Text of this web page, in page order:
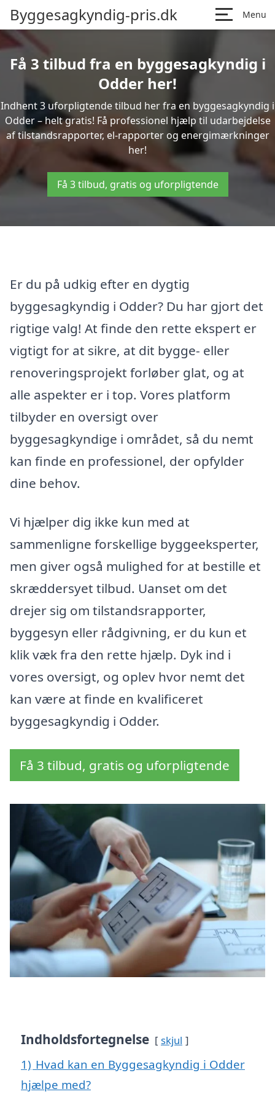
Byggesagkyndig-pris.dk Menu
Få 3 tilbud fra en byggesagkyndig i
Odder her!
Indhent 3 uforpligtende tilbud her fra en byggesagkyndig i
Odder – helt gratis! Få professionel hjælp til udarbejdelse
af tilstandsrapporter, el-rapporter og energimærkninger
her!
Få 3 tilbud, gratis og uforpligtende
Er du på udkig efter en dygtig
byggesagkyndig i Odder? Du har gjort det
rigtige valg! At finde den rette ekspert er
vigtigt for at sikre, at dit bygge- eller
renoveringsprojekt forløber glat, og at
alle aspekter er i top. Vores platform
tilbyder en oversigt over
byggesagkyndige i området, så du nemt
kan finde en professionel, der opfylder
dine behov.
Vi hjælper dig ikke kun med at
sammenligne forskellige byggeeksperter,
men giver også mulighed for at bestille et
skræddersyet tilbud. Uanset om det
drejer sig om tilstandsrapporter,
byggesyn eller rådgivning, er du kun et
klik væk fra den rette hjælp. Dyk ind i
vores oversigt, og oplev hvor nemt det
kan være at finde en kvalificeret
byggesagkyndig i Odder.
Få 3 tilbud, gratis og uforpligtende
Indholdsfortegnelse skjul
1) Hvad kan en Byggesagkyndig i Odder
hjælpe med?